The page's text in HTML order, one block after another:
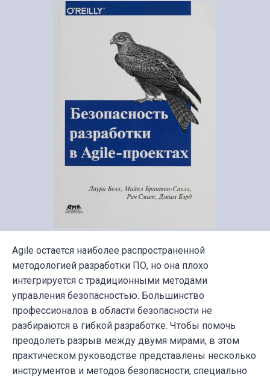
Agile остается наиболее распространенной
методологией разработки ПО, но она плохо
интегрируется с традиционными методами
управления безопасностью. Большинство
профессионалов в области безопасности не
разбираются в гибкой разработке. Чтобы помочь
преодолеть разрыв между двумя мирами, в этом
практическом руководстве представлены несколько
инструментов и методов безопасности, специально